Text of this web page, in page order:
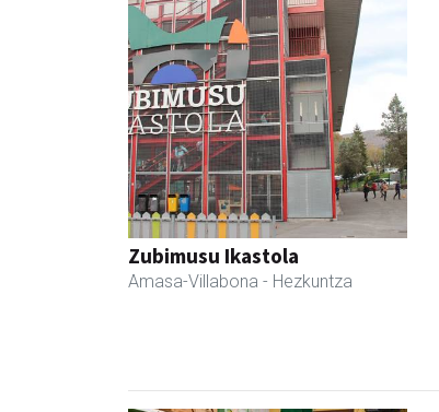
Zubimusu Ikastola
Amasa-Villabona - Hezkuntza